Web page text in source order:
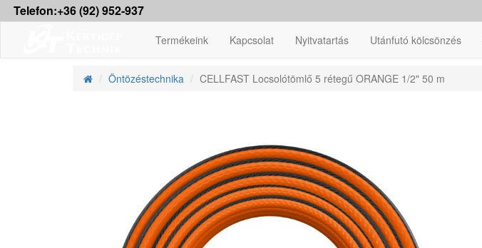
Telefon:+36 (92) 952-937
Termékeink Kapcsolat Nyitvatartás Utánfutó kölcsönzés
Öntözéstechnika CELLFAST Locsolótömlő 5 rétegű ORANGE 1/2" 50 m